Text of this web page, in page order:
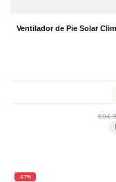
Ventilador de Pie Solar
-17%